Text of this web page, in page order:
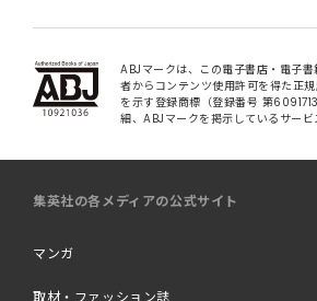
ABJマークは、この電子書店・電子
者からコンテンツ使用許可を得た正
を示す登録商標（登録番号 第
細、ABJマークを掲示しているサービ
集英社の各メディアの公式サイト
マンガ
取材・ファッション誌